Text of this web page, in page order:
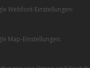
Webfont-Einstellungen:
Map-Einstellungen: